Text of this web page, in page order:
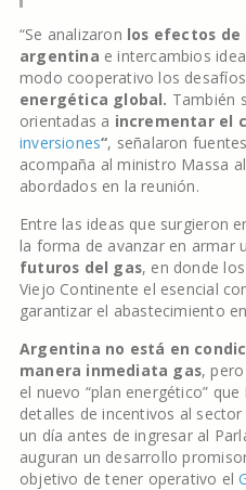
“Se analizaron los efectos de
argentina e intercambios
modo cooperativo los
energética global. También
orientadas a incrementar el
inversiones“, señalaron
acompaña al ministro Massa
abordados en la reunión.
Entre las ideas que surgieron
la forma de avanzar en armar
futuros del gas, en donde
Viejo Continente el esencial
garantizar el abastecimiento
Argentina no está en
manera inmediata gas,
el nuevo “plan energético”
detalles de incentivos al
un día antes de ingresar al
auguran un desarrollo
objetivo de tener operativo el